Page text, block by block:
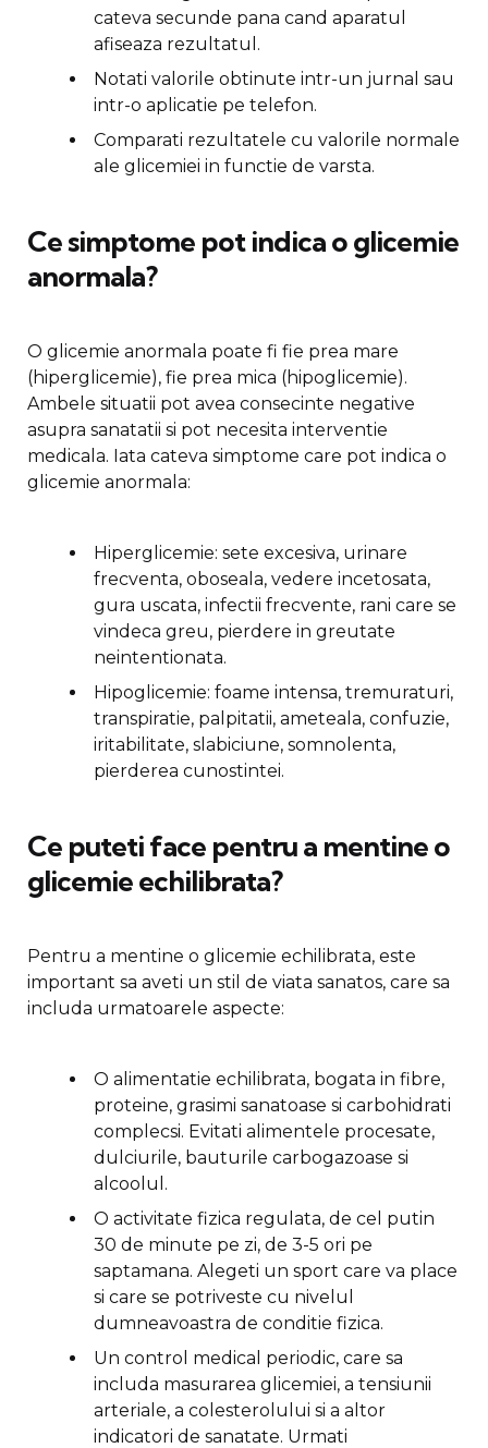
cateva secunde pana cand aparatul
afiseaza rezultatul.
Notati valorile obtinute intr-un jurnal sau
intr-o aplicatie pe telefon.
Comparati rezultatele cu valorile normale
ale glicemiei in functie de varsta.
Ce simptome pot indica o glicemie
anormala?
O glicemie anormala poate fi fie prea mare
(hiperglicemie), fie prea mica (hipoglicemie).
Ambele situatii pot avea consecinte negative
asupra sanatatii si pot necesita interventie
medicala. Iata cateva simptome care pot indica o
glicemie anormala:
Hiperglicemie: sete excesiva, urinare
frecventa, oboseala, vedere incetosata,
gura uscata, infectii frecvente, rani care se
vindeca greu, pierdere in greutate
neintentionata.
Hipoglicemie: foame intensa, tremuraturi,
transpiratie, palpitatii, ameteala, confuzie,
iritabilitate, slabiciune, somnolenta,
pierderea cunostintei.
Ce puteti face pentru a mentine o
glicemie echilibrata?
Pentru a mentine o glicemie echilibrata, este
important sa aveti un stil de viata sanatos, care sa
includa urmatoarele aspecte:
O alimentatie echilibrata, bogata in fibre,
proteine, grasimi sanatoase si carbohidrati
complecsi. Evitati alimentele procesate,
dulciurile, bauturile carbogazoase si
alcoolul.
O activitate fizica regulata, de cel putin
30 de minute pe zi, de 3-5 ori pe
saptamana. Alegeti un sport care va place
si care se potriveste cu nivelul
dumneavoastra de conditie fizica.
Un control medical periodic, care sa
includa masurarea glicemiei, a tensiunii
arteriale, a colesterolului si a altor
indicatori de sanatate. Urmati